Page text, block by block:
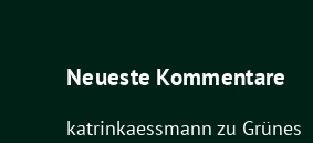
Neueste Kommentare
katrinkaessmann zu Grünes